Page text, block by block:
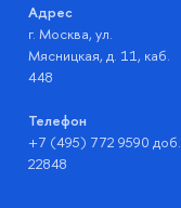
Адрес
г. Москва, ул.
Мясницкая, д. 11, каб.
448
Телефон
+7 (495) 772 9590 доб.
22848